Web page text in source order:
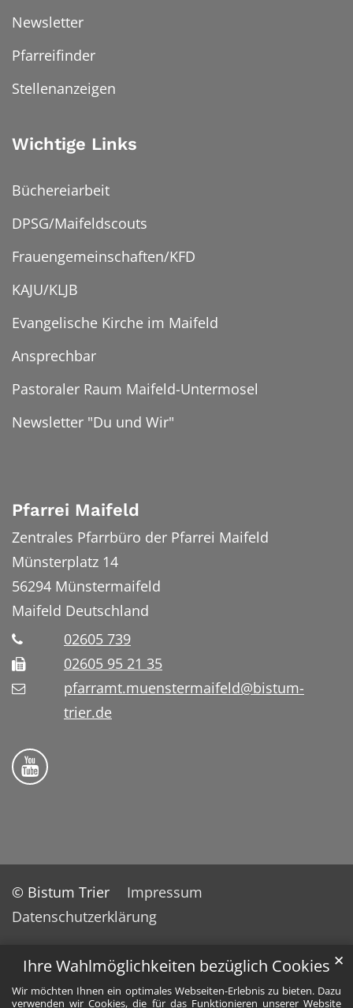
Ihre Wahlmöglichkeiten bezüglich Cookies
Wir möchten Ihnen ein optimales Webseiten-Erlebnis zu bieten. Dazu
verwenden wir Cookies, die für das Funktionieren unserer Website
✕
Newsletter
Pfarreifinder
Stellenanzeigen
Wichtige Links
Büchereiarbeit
DPSG/Maifeldscouts
Frauengemeinschaften/KFD
KAJU/KLJB
Evangelische Kirche im Maifeld
Ansprechbar
Pastoraler Raum Maifeld-Untermosel
Newsletter "Du und Wir"
Pfarrei Maifeld
Zentrales Pfarrbüro der Pfarrei Maifeld
Münsterplatz 14
56294 Münstermaifeld
Maifeld Deutschland
02605 739
02605 95 21 35
pfarramt.muenstermaifeld@bistum-
trier.de
Folge uns auf YouTube
© Bistum Trier
Impressum
Datenschutzerklärung